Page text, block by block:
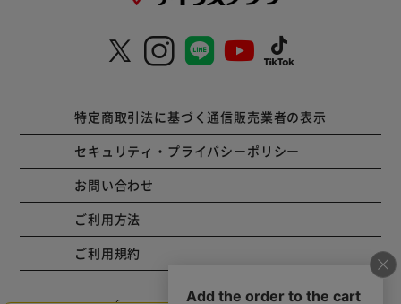
特定商取引法に基づく通信販売業者の表示
セキュリティ・プライバシーポリシー
お問い合わせ
ご利用方法
ご利用規約